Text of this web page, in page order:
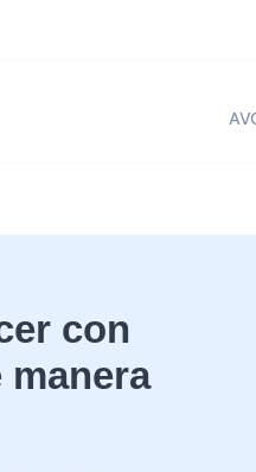
con
manera